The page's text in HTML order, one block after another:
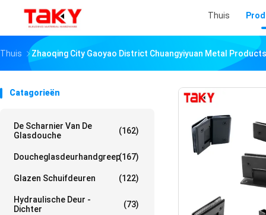
Thuis
Thuis Zhaoqing City Gaoyao District Chuangyiyuan Metal
Catagorieën
De Scharnier Van De
Glasdouche
(162)
Doucheglasdeurhandgreep(167)
Glazen Schuifdeuren (122)
Hydraulische Deur -
Dichter
(73)